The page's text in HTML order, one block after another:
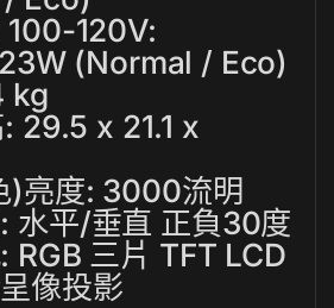
100-120V:
(Normal / Eco)
kg
29.5 x 21.1 x
)亮度: 3000流明
水平/垂直 正負30度
RGB 三片 TFT LCD
像投影